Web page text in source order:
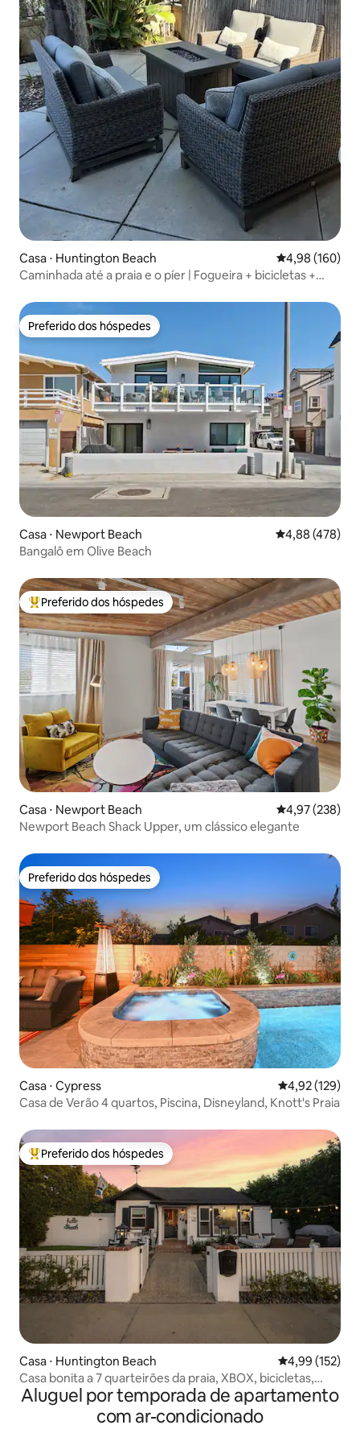
Casa ⋅ Huntington Beach 4,98 de uma
4,98 (160)
Caminhada até a praia e o píer | Fogueira + bicicletas +
Preferido dos hóspedes
Preferido dos hóspedes
Casa ⋅ Newport Beach 4,88 de uma
4,88 (478)
Bangalô em Olive Beach
Entre os melhores preferidos dos hóspedes
Preferido dos hóspedes
Casa ⋅ Newport Beach 4,97 de uma
4,97 (238)
Newport Beach Shack Upper, um clássico elegante
Preferido dos hóspedes
Preferido dos hóspedes
Casa ⋅ Cypress 4,92 de uma
4,92 (129)
Casa de Verão 4 quartos, Piscina, Disneyland, Knott's Praia
Entre os melhores preferidos dos hóspedes
Preferido dos hóspedes
Casa ⋅ Huntington Beach 4,99 de uma
4,99 (152)
Casa bonita a 7 quarteirões da praia, XBOX, bicicletas,
animais de estimação
Aluguel por temporada de apartamento
com ar-condicionado